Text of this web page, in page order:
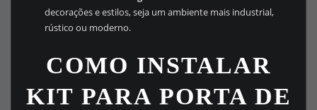
decorações e estilos, seja um ambiente mais industrial,
rústico ou moderno.
COMO INSTALAR
KIT PARA PORTA DE